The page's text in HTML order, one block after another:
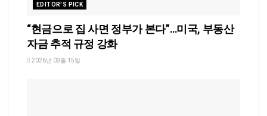
EDITOR'S PICK
“현금으로 집 사면 정부가 본다”…미국, 부동산
자금 추적 규정 강화
2026년 03월 15일